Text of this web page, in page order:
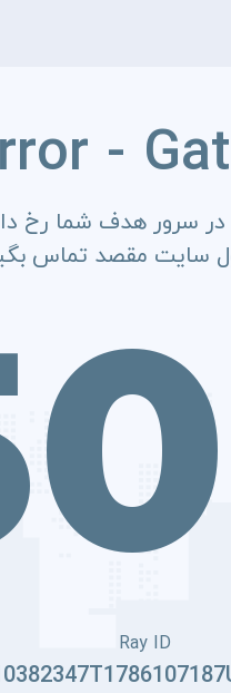
-
سرور هدف شما رخ
سایت مقصد تماس
Ray ID